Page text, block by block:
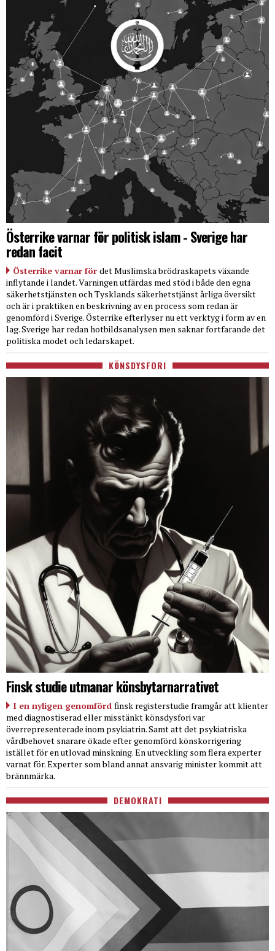
Österrike varnar för politisk islam - Sverige har
redan facit
Österrike varnar för det Muslimska brödraskapets växande
inflytande i landet. Varningen utfärdas med stöd i både den egna
säkerhetstjänsten och Tysklands säkerhetstjänst årliga översikt
och är i praktiken en beskrivning av en process som redan är
genomförd i Sverige. Österrike efterlyser nu ett verktyg i form av en
lag. Sverige har redan hotbildsanalysen men saknar fortfarande det
politiska modet och ledarskapet.
KÖNSDYSFORI
Finsk studie utmanar könsbytarnarrativet
I en nyligen genomförd finsk registerstudie framgår att klienter
med diagnostiserad eller misstänkt könsdysfori var
överrepresenterade inom psykiatrin. Samt att det psykiatriska
vårdbehovet snarare ökade efter genomförd könskorrigering
istället för en utlovad minskning. En utveckling som flera experter
varnat för. Experter som bland annat ansvarig minister kommit att
brännmärka.
DEMOKRATI